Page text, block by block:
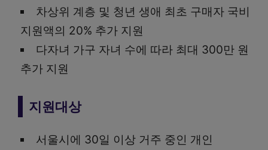
차상위 계층 및 청년 생애 최초 구매자 국비
지원액의 20% 추가 지원
다자녀 가구 자녀 수에 따라 최대 300만 원
추가 지원
지원대상
서울시에 30일 이상 거주 중인 개인